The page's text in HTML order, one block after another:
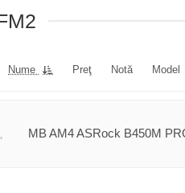
Nume Preţ Notă Model
MB AM4 ASRock B450M